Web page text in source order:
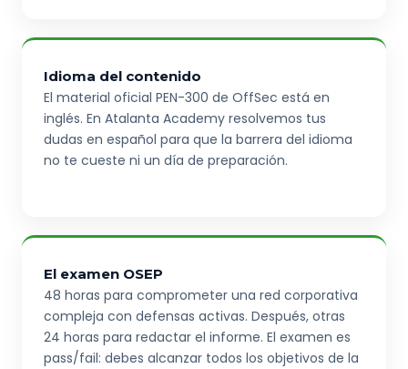
Idioma del contenido
El material oficial PEN-300 de OffSec está en
inglés. En Atalanta Academy resolvemos tus
dudas en español para que la barrera del idioma
no te cueste ni un día de preparación.
El examen OSEP
48 horas para comprometer una red corporativa
compleja con defensas activas. Después, otras
24 horas para redactar el informe. El examen es
pass/fail: debes alcanzar todos los objetivos de la